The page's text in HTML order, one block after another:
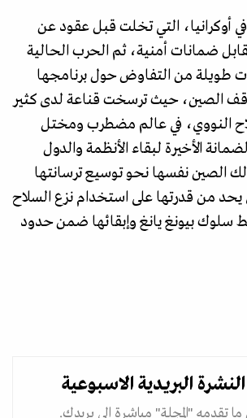
أوكرانيا، التي تخلت قبل عقود عن
ضمانات أمنية، ثم الحرب الحالية
طويلة من التفاوض حول برنامجها
الصين، حيث ترسخت قناعة لدى كثير
النووي، في عالم مضطرب ومختل
الأخيرة لبقاء الأنظمة والدول
الصين نفسها نحو توسيع ترسانتها
يحد من قدرتها على استخدام نزع السلاح
سلوك بيونغ يانغ وإبقائها ضمن حدود
النشرة البريدية الاسبوعية
تقدمه "المجلة" مباشرة الى بريدك.